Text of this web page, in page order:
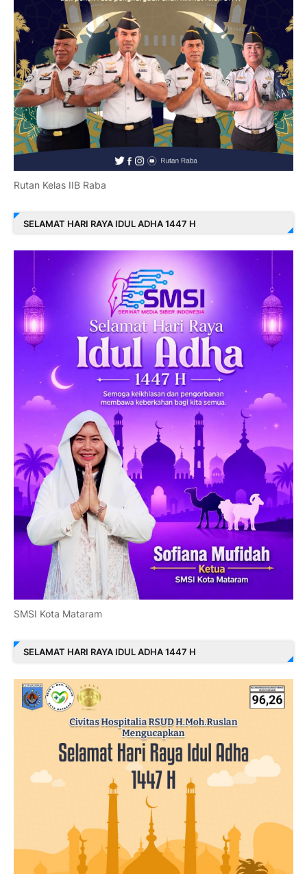
Rutan Kelas IIB Raba
SELAMAT HARI RAYA IDUL ADHA 1447 H
SMSI Kota Mataram
SELAMAT HARI RAYA IDUL ADHA 1447 H